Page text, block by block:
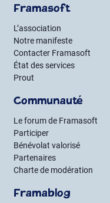
Framasoft
L’association
Notre manifeste
Contacter Framasoft
État des services
Prout
Communauté
Le forum de Framasoft
Participer
Bénévolat valorisé
Partenaires
Charte de modération
Framablog